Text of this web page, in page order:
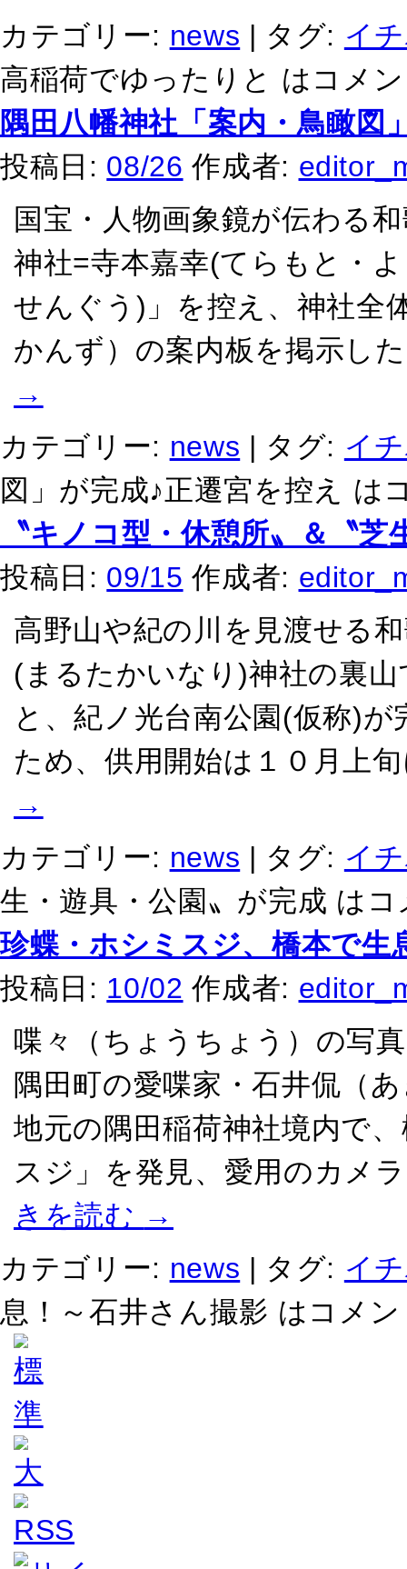
カテゴリー: news | タグ: イ
高稲荷でゆったりと は コメ
隅田八幡神社「案内・鳥瞰図
投稿日: 08/26 作成者:
国宝・人物画象鏡が伝わる
神社=寺本嘉幸(てらもと・
せんぐう)」を控え、神社全
かんず）の案内板を掲示し
→
カテゴリー: news | タグ: イ
図」が完成♪正遷宮を控え は
〝キノコ型・休憩所〟＆〝
投稿日: 09/15 作成者:
高野山や紀の川を見渡せる
(まるたかいなり)神社の裏
と、紀ノ光台南公園(仮称)
ため、供用開始は１０月上
→
カテゴリー: news | タグ: イ
生・遊具・公園〟が完成 は
珍蝶・ホシミスジ、橋本で生
投稿日: 10/02 作成者:
喋々（ちょうちょう）の写
隅田町の愛喋家・石井侃（
地元の隅田稲荷神社境内で
スジ」を発見、愛用のカメ
きを読む →
カテゴリー: news | タグ: イ
息！～石井さん撮影 は コメ